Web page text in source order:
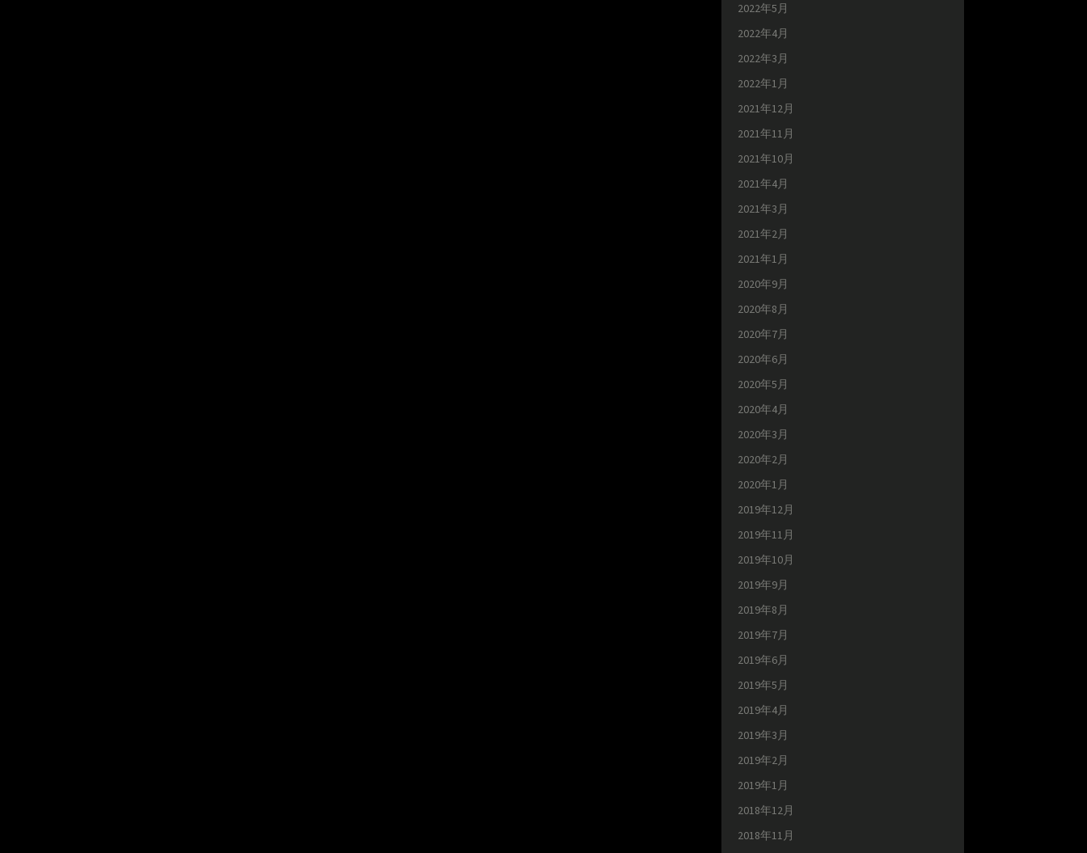
2022年5月
2022年4月
2022年3月
2022年1月
2021年12月
2021年11月
2021年10月
2021年4月
2021年3月
2021年2月
2021年1月
2020年9月
2020年8月
2020年7月
2020年6月
2020年5月
2020年4月
2020年3月
2020年2月
2020年1月
2019年12月
2019年11月
2019年10月
2019年9月
2019年8月
2019年7月
2019年6月
2019年5月
2019年4月
2019年3月
2019年2月
2019年1月
2018年12月
2018年11月